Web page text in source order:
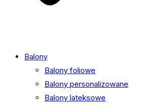
Balony
Balony foliowe
Balony personalizowane
Balony lateksowe